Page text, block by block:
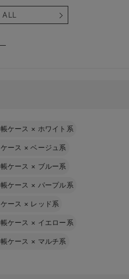
ALL
ケース × ホワイト系
ース ×ベージュ系
ケース × ブルー系
ケース × パープル系
ース × レッド系
ケース × イエロー系
ケース × マルチ系